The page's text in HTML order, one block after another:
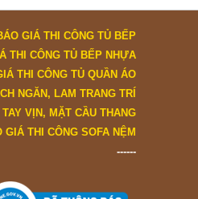
GIÁ THI CÔNG TỦ BẾP
THI CÔNG TỦ BẾP NHỰA
THI CÔNG TỦ QUẦN ÁO
NGĂN, LAM TRANG TRÍ
VỊN, MẶT CẦU THANG
GIÁ THI CÔNG SOFA NỆM
------